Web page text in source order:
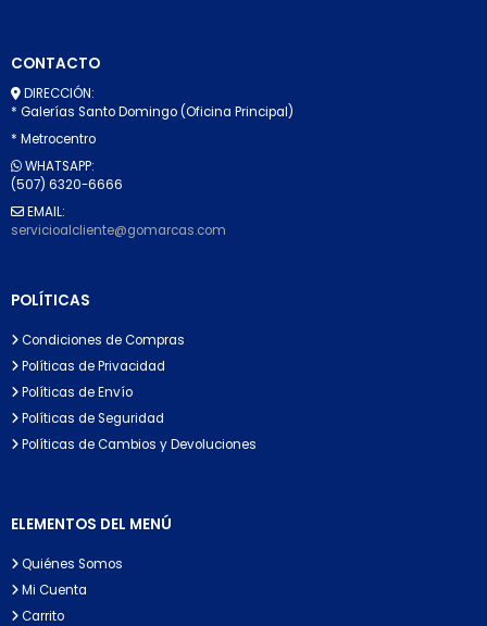
CONTACTO
DIRECCIÓN:
* Galerías Santo Domingo (Oficina Principal)
* Metrocentro
WHATSAPP:
(507) 6320-6666
EMAIL:
servicioalcliente@gomarcas.com
POLÍTICAS
Condiciones de Compras
Políticas de Privacidad
Políticas de Envío
Políticas de Seguridad
Políticas de Cambios y Devoluciones
ELEMENTOS DEL MENÚ
Quiénes Somos
Mi Cuenta
Carrito